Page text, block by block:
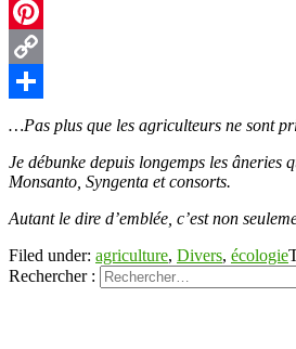
X
Pinterest
Copy
Link
Partager
…Pas plus que les agriculteurs ne sont
Je débunke depuis longemps les âneries
Monsanto, Syngenta et consorts.
Autant le dire d’emblée, c’est non
Filed under: agriculture, Divers, écologie
Rechercher :